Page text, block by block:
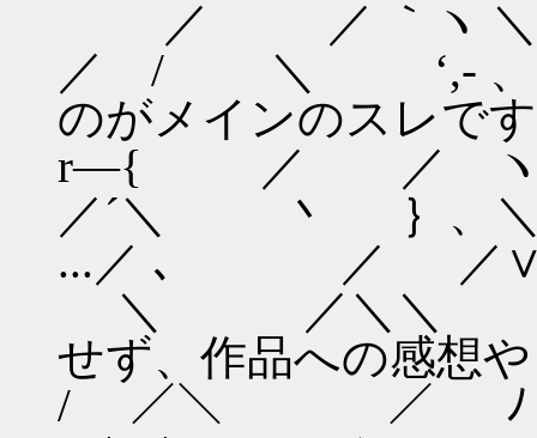
／ ／ ｀ヽ ＼
／ / ＼
のがメインのスレです
r―{ ／ ／ ヽ}
／´＼ 丶 ｝、
...／ ､ ／ ／
＼ ／＼
せず、作品への感想や
/ ／＼ ／ ﾉ「